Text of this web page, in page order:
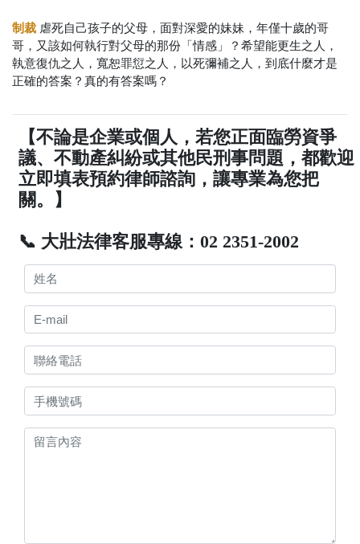
制裁 虐死自己孩子的父母，面對深愛的妹妹，年僅十歲的哥
哥，又該如何執行對父母的那份「情感」？希望能更生之人，
執意復仇之人，寬恕罪愆之人，以死彌補之人，到底什麼才是
正確的答案？真的有答案嗎？
【不論是企業或個人，若您正面臨勞資爭
議、不動產糾紛或其他民刑事問題，都歡迎
立即填表預約律師諮詢，讓專業為您把
關。】
📞 大壯法律客服專線：02 2351-2002